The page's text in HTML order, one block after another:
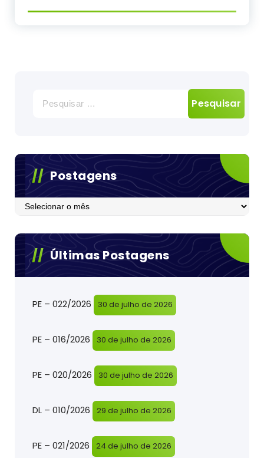
por:
Postagens
Postagens
Últimas Postagens
PE – 022/2026 30 de julho de 2026
PE – 016/2026 30 de julho de 2026
PE – 020/2026 30 de julho de 2026
DL – 010/2026 29 de julho de 2026
PE – 021/2026 24 de julho de 2026